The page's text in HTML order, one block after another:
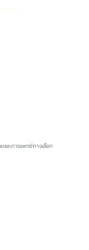
และการแพทย์ทางเลือก